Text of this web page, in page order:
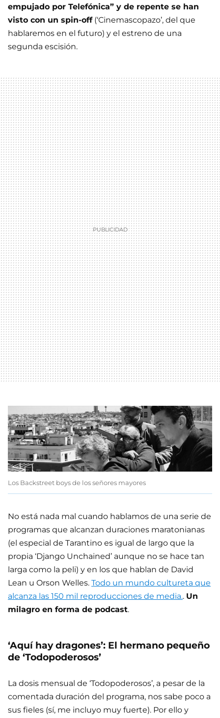
empujado por Telefónica” y de repente se han
visto con un spin-off(‘Cinemascopazo’, del que
hablaremos en el futuro) y el estreno de una
segunda escisión.
Los Backstreet boys de los señores mayores
No está nada mal cuando hablamos de una serie de
programas que alcanzan duraciones maratonianas
(el especial de Tarantino es igual de largo que la
propia ‘Django Unchained’ aunque no se hace tan
larga como la peli) y en los que hablan de David
Lean u Orson Welles. Todo un mundo cultureta que
alcanza las 150 mil reproducciones de media.. Un
milagro en forma de podcast.
‘Aquí hay dragones’: El hermano pequeño
de ‘Todopoderosos’
La dosis mensual de ‘Todopoderosos’, a pesar de la
comentada duración del programa, nos sabe poco a
sus fieles (sí, me incluyo muy fuerte). Por ello y